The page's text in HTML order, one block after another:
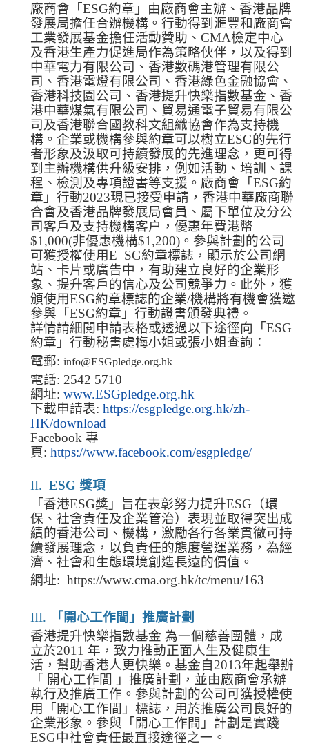
廠商會「ESG約章」由廠商會主辦、香港品牌
發展局擔任合辦機構。行動得到滙豐和廠商會
工業發展基金擔任活動贊助、 CMA檢定中心
及香港生產力促進局作為策略伙伴，以及得到
中華電力有限公司、香港數碼港管理有限公
司、香港電燈有限公司、香港綠色金融協會、
香港科技園公司、香港提升快樂指數基金、香
港中華煤氣有限公司、貿易通電子貿易有限公
司及香港聯合國教科文組織協會作為支持機
構。企業或機構參與約章可以樹立ESG的先行
者形象及汲取可持續發展的先進理念，更可得
到主辦機構供升級安排，例如活動、培訓、課
程、檢測及專項證書等支援。廠商會「ESG約
章」行動2023現已接受申請，香港中華廠商聯
合會及香港品牌發展局會員、屬下單位及分公
司客戶及支持機構客户，優惠年費港幣
$1,000(非優惠機構$1,200) 。參與計劃的公司
可獲授權使用E SG約章標誌，顯示於公司網
站、卡片或廣告中，有助建立良好的企業形
象、提升客戶的信心及公司競爭力。此外，獲
頒使用ESG約章標誌的企業/機構將有機會獲邀
參與「ESG約章」行動證書頒發典禮。
詳情請細閱申請表格或透過以下途徑向「ESG
約章」行動秘書處梅小姐或張小姐查詢：
電郵: info@ESGpledge.org.hk
電話: 2542 5710
網址: www.ESGpledge.org.hk
下載申請表: https://esgpledge.org.hk/zh-
HK/download
Facebook 專
頁: https://www.facebook.com/esgpledge/
II. ESG 獎項
「香港ESG獎」旨在表彰努力提升ESG（環
保、社會責任及企業管治）表現並取得突出成
績的香港公司、機構，激勵各行各業貫徹可持
續發展理念，以負責任的態度營運業務，為經
濟、社會和生態環境創造長遠的價值。
網址: https://www.cma.org.hk/tc/menu/163
III.
「開心工作間」推廣計劃
香港提升快樂指數基金 為一個慈善團體，成
立於2011 年，致力推動正面人生及健康生
活，幫助香港人更快樂。基金自2013年起舉辦
「 開心工作間 」推廣計劃，並由廠商會承辦
執行及推廣工作。參與計劃的公司可獲授權使
用「開心工作間」標誌，用於推廣公司良好的
企業形象。參與「開心工作間」計劃是實踐
ESG中社會責任最直接途徑之一。